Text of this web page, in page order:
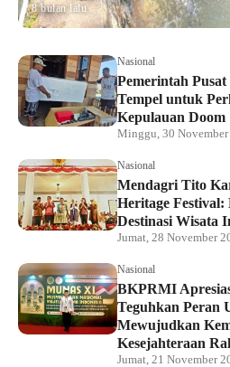
8 bulan lalu
Nasional
Pemerintah
Tempel untuk
Kepulauan Doom
Minggu, 30 November
Nasional
Mendagri Tito
Heritage
Destinasi Wisata
Jumat, 28 November
Nasional
BKPRMI
Teguhkan Peran
Mewujudkan
Kesejahteraan
Jumat, 21 November